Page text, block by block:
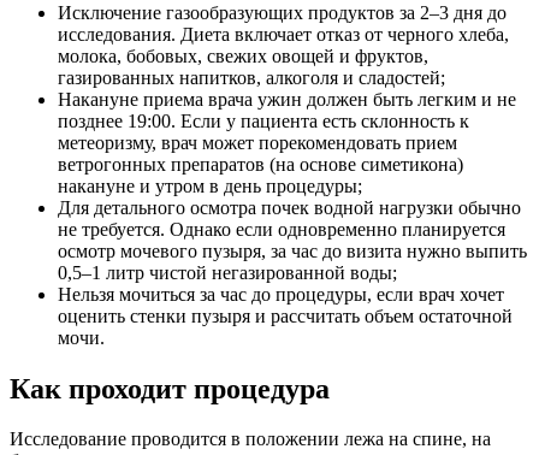
Исключение газообразующих продуктов за 2–3 дня до
исследования. Диета включает отказ от черного хлеба,
молока, бобовых, свежих овощей и фруктов,
газированных напитков, алкоголя и сладостей;
Накануне приема врача ужин должен быть легким и не
позднее 19:00. Если у пациента есть склонность к
метеоризму, врач может порекомендовать прием
ветрогонных препаратов (на основе симетикона)
накануне и утром в день процедуры;
Для детального осмотра почек водной нагрузки обычно
не требуется. Однако если одновременно планируется
осмотр мочевого пузыря, за час до визита нужно выпить
0,5–1 литр чистой негазированной воды;
Нельзя мочиться за час до процедуры, если врач хочет
оценить стенки пузыря и рассчитать объем остаточной
мочи.
Как проходит процедура
Исследование проводится в положении лежа на спине, на